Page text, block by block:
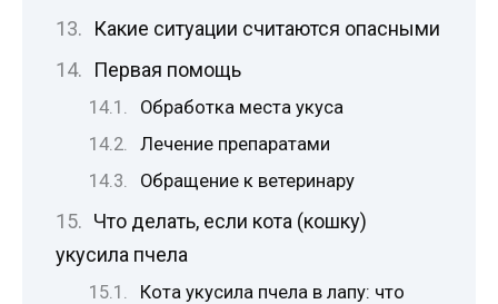
Какие ситуации считаются опасными
Первая помощь
Обработка места укуса
Лечение препаратами
Обращение к ветеринару
Что делать, если кота (кошку)
укусила пчела
Кота укусила пчела в лапу: что